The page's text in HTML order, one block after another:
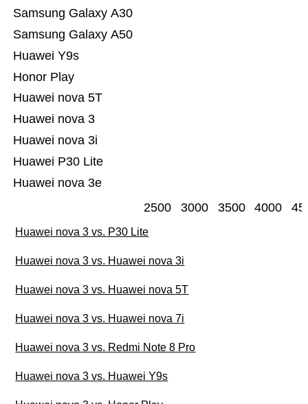
Huawei nova 3e
Huawei P30 Lite
Huawei nova 3i
Huawei nova 3
Huawei nova 5T
Honor Play
Huawei Y9s
Samsung Galaxy A50
Samsung Galaxy A30
2500 3000 3500 4000
Huawei nova 3 vs. P30 Lite
Huawei nova 3 vs. Huawei nova 3i
Huawei nova 3 vs. Huawei nova 5T
Huawei nova 3 vs. Huawei nova 7i
Huawei nova 3 vs. Redmi Note 8 Pro
Huawei nova 3 vs. Huawei Y9s